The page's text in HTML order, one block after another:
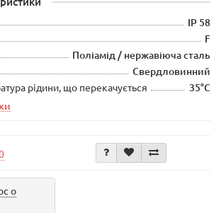
IP 58
F
Поліамід / нержавіюча сталь
Свердловинний
рідини, що перекачується
35°C
о